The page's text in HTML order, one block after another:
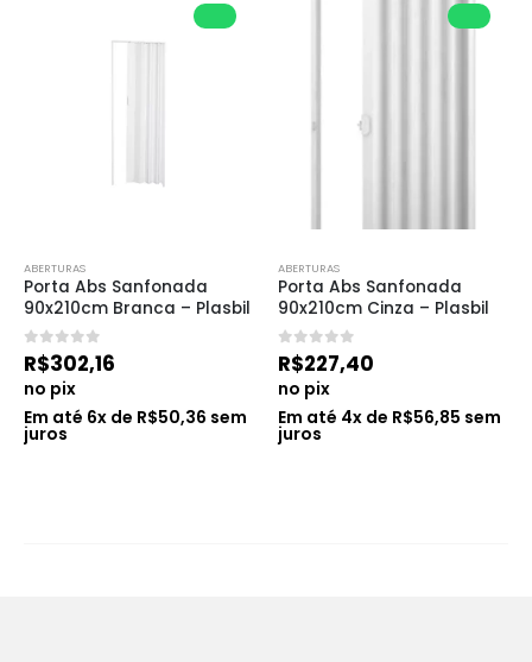
ABERTURAS
Porta Abs Sanfonada
90x210cm Branca – Plasbil
0de 5
R$302,16
no pix
Em até 6x de R$50,36 sem
juros
ABERTURAS
Porta Abs Sanfonada
90x210cm Cinza – Plasbil
0de 5
R$227,40
no pix
Em até 4x de R$56,85 sem
juros